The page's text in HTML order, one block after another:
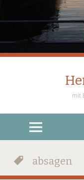
mit
MENU
WIDGETS
SEARCH
absagen